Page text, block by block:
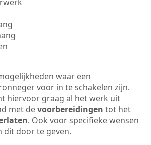
waar een
voor in te schakelen zijn.
hiervoor graag al het werk uit
met devoorbereidingen tot het
. Ook voor specifieke wensen
dit door te geven.